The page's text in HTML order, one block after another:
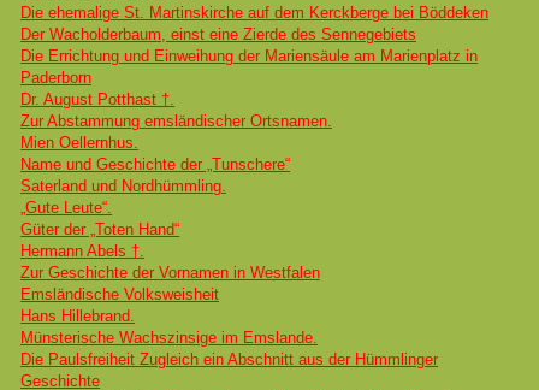
Die ehemalige St. Martinskirche auf dem Kerckberge bei Böddeken
Der Wacholderbaum, einst eine Zierde des Sennegebiets
Die Errichtung und Einweihung der Mariensäule am Marienplatz in
Paderborn
Dr. August Potthast †.
Zur Abstammung emsländischer Ortsnamen.
Mien Oellernhus.
Name und Geschichte der „Tunschere“
Saterland und Nordhümmling.
„Gute Leute“.
Güter der „Toten Hand“
Hermann Abels †.
Zur Geschichte der Vornamen in Westfalen
Emsländische Volksweisheit
Hans Hillebrand.
Münsterische Wachszinsige im Emslande.
Die Paulsfreiheit Zugleich ein Abschnitt aus der Hümmlinger
Geschichte